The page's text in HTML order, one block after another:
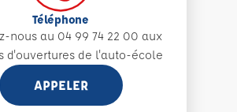
Téléphone
nous au 04 99 74 22 00 aux
d'ouvertures de l'auto-école
APPELER